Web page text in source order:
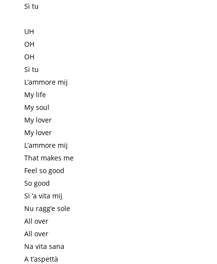
Sì tu
UH
OH
OH
Sì tu
L’ammore mij
My life
My soul
My lover
My lover
L’ammore mij
That makes me
Feel so good
So good
Sì ‘a vita mij
Nu ragg’e sole
All over
All over
Na vita sana
A t’aspettà